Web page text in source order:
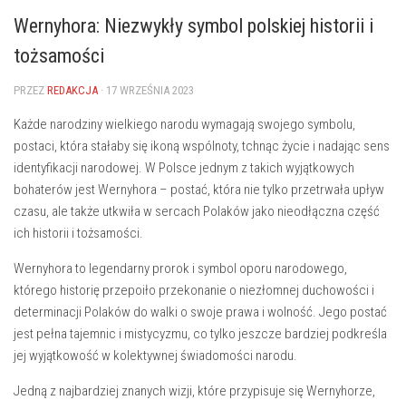
Wernyhora: Niezwykły symbol polskiej historii i
tożsamości
PRZEZ REDAKCJA · 17 WRZEŚNIA 2023
Każde narodziny wielkiego narodu⁣ wymagają swojego symbolu,
⁣postaci,‌ która stałaby się ikoną wspólnoty,⁢ tchnąc ⁤życie i nadając⁤ sens
identyfikacji narodowej. W Polsce jednym z​ takich wyjątkowych
bohaterów jest Wernyhora‌ – postać,​ która ​nie ⁢tylko przetrwała upływ ​
czasu, ale także utkwiła‍ w sercach ⁢Polaków‌ jako ⁤nieodłączna część
ich⁣ historii ‍i ‍tożsamości.
Wernyhora⁢ to legendarny prorok i symbol oporu ⁢narodowego,
którego historię ‍przepoiło przekonanie o niezłomnej duchowości i
determinacji Polaków do walki ​o swoje prawa i wolność. ​Jego postać
jest pełna tajemnic i⁤ mistycyzmu,⁤ co tylko jeszcze bardziej podkreśla
jej⁢ wyjątkowość w ‍kolektywnej świadomości ‍narodu.
Jedną z najbardziej znanych wizji,⁢ które przypisuje się Wernyhorze,